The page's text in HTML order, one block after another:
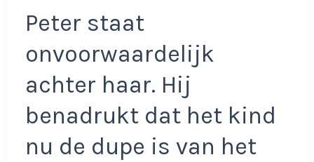
Peter staat
onvoorwaardelijk
achter haar. Hij
benadrukt dat het kind
nu de dupe is van het